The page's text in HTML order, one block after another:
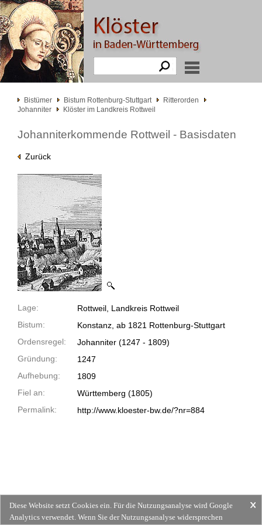
Bistümer Bistum Rottenburg-Stuttgart
Ritterorden
Johanniter
Klöster im Landkreis Rottweil
Johanniterkommende Rottweil - Basisdaten
Zurück
Lage:
Rottweil, Landkreis Rottweil
Bistum:
Konstanz, ab 1821 Rottenburg-Stuttgart
Ordensregel:
Johanniter (1247 - 1809)
Gründung:
1247
Aufhebung:
1809
Fiel an:
Württemberg (1805)
Permalink:
http://www.kloester-bw.de/?nr=884
Diese Website setzt Cookies ein. Für die Nutzungsanalyse wird Google
Analytics verwendet. Wenn Sie der Nutzungsanalyse widersprechen